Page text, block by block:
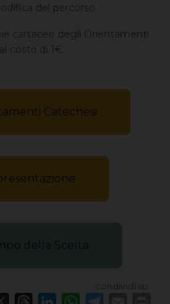
del percorso.
cartacee degli Orientamenti
costo di 1€.
Catechesi
condividi su
W